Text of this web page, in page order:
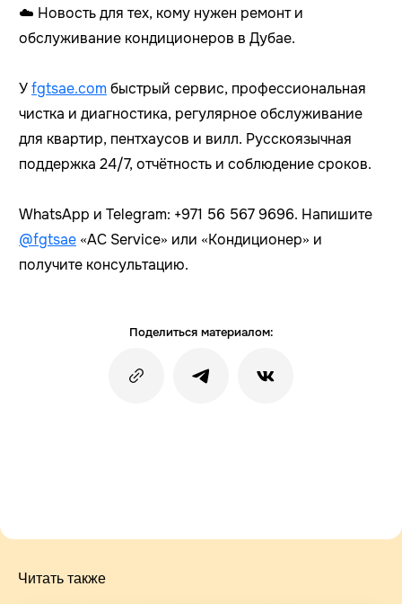
☁️ Новость для тех, кому нужен ремонт и
обслуживание кондиционеров в Дубае.
Уfgtsae.comбыстрый сервис, профессиональная
чистка и диагностика, регулярное обслуживание
для квартир, пентхаусов и вилл. Русскоязычная
поддержка 24/7, отчётность и соблюдение сроков.
WhatsApp и Telegram: +971 56 567 9696. Напишите
@fgtsae «AC Service» или «Кондиционер» и
получите консультацию.
Поделиться материалом:
Читать также